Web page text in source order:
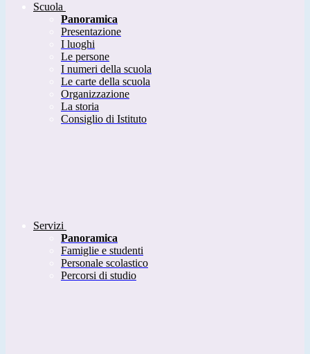
Scuola
Panoramica
Presentazione
I luoghi
Le persone
I numeri della scuola
Le carte della scuola
Organizzazione
La storia
Consiglio di Istituto
Servizi
Panoramica
Famiglie e studenti
Personale scolastico
Percorsi di studio